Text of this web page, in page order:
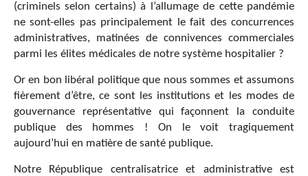
(criminels selon certains) à l’allumage de cette pandémie
ne sont-elles pas principalement le fait des concurrences
administratives, matinées de connivences commerciales
parmi les élites médicales de notre système hospitalier ?
Or en bon libéral politique que nous sommes et assumons
fièrement d’être, ce sont les institutions et les modes de
gouvernance représentative qui façonnent la conduite
publique des hommes ! On le voit tragiquement
aujourd’hui en matière de santé publique.
Notre République centralisatrice et administrative est